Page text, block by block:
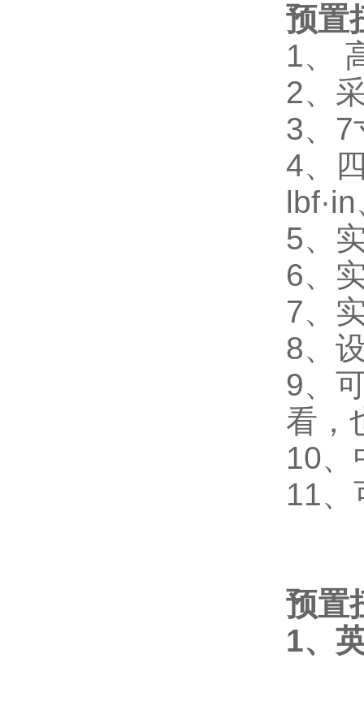
预置
1、
2、
3、7
4、
5、
6、
7、
8、
9、
看，
10、
11、
预置
1、